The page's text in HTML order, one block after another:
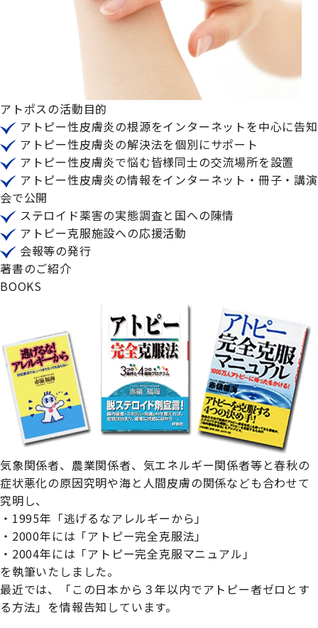
アトポスの活動目的
アトピー性皮膚炎の根源をインターネットを中心に告知
アトピー性皮膚炎の解決法を個別にサポート
アトピー性皮膚炎で悩む皆様同士の交流場所を設置
アトピー性皮膚炎の情報をインターネット・冊子・講演
会で公開
ステロイド薬害の実態調査と国への陳情
アトピー克服施設への応援活動
会報等の発行
著書のご紹介
BOOKS
気象関係者、農業関係者、気エネルギー関係者等と春秋の
症状悪化の原因究明や海と人間皮膚の関係なども合わせて
究明し、
・1995年「逃げるなアレルギーから」
・2000年には「アトピー完全克服法」
・2004年には「アトピー完全克服マニュアル」
を執筆いたしました。
最近では、「この日本から３年以内でアトピー者ゼロとす
る方法」を情報告知しています。